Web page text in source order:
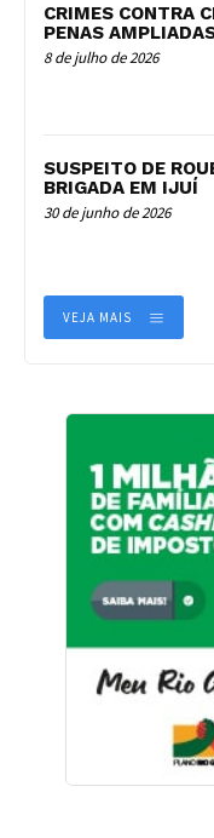
CRIMES CONTRA
PENAS
8 de julho de 2026
SUSPEITO DE
BRIGADA EM IJUÍ
30 de junho de 2026
VEJA MAIS